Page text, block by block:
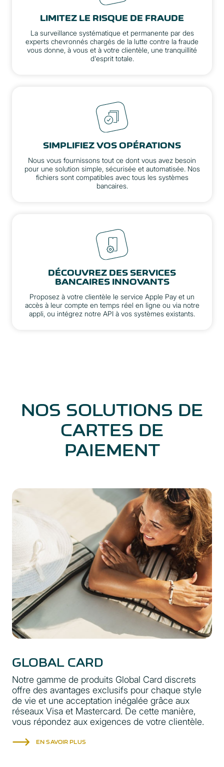
LIMITEZ LE RISQUE DE FRAUDE
La surveillance systématique et permanente par des
experts chevronnés chargés de la lutte contre la fraude
vous donne, à vous et à votre clientèle, une tranquillité
d'esprit totale.
SIMPLIFIEZ VOS OPÉRATIONS
Nous vous fournissons tout ce dont vous avez besoin
pour une solution simple, sécurisée et automatisée. Nos
fichiers sont compatibles avec tous les systèmes
bancaires.
DÉCOUVREZ DES SERVICES
BANCAIRES INNOVANTS
Proposez à votre clientèle le service Apple Pay et un
accès à leur compte en temps réel en ligne ou via notre
appli, ou intégrez notre API à vos systèmes existants.
NOS SOLUTIONS DE
CARTES DE
PAIEMENT
GLOBAL CARD
Notre gamme de produits Global Card discrets
offre des avantages exclusifs pour chaque style
de vie et une acceptation inégalée grâce aux
réseaux Visa et Mastercard. De cette manière,
vous répondez aux exigences de votre clientèle.
EN SAVOIR PLUS